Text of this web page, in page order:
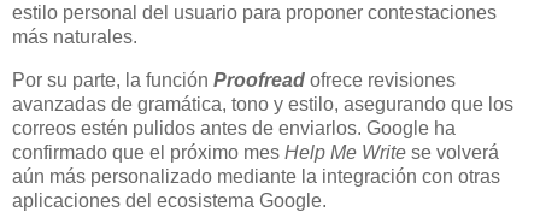
estilo personal del usuario para proponer contestaciones
más naturales.
Por su parte, la función Proofread ofrece revisiones
avanzadas de gramática, tono y estilo, asegurando que los
correos estén pulidos antes de enviarlos. Google ha
confirmado que el próximo mes Help Me Write se volverá
aún más personalizado mediante la integración con otras
aplicaciones del ecosistema Google.